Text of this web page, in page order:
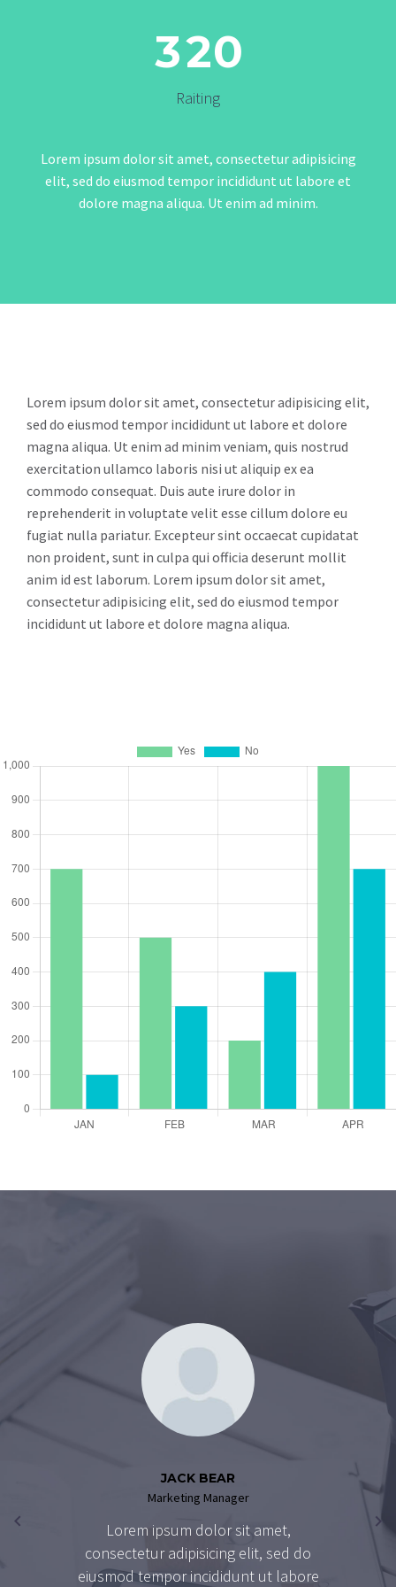
320
Raiting
Lorem ipsum dolor sit amet, consectetur adipisicing
elit, sed do eiusmod tempor incididunt ut labore et
dolore magna aliqua. Ut enim ad minim.
Lorem ipsum dolor sit amet, consectetur adipisicing elit,
sed do eiusmod tempor incididunt ut labore et dolore
magna aliqua. Ut enim ad minim veniam, quis nostrud
exercitation ullamco laboris nisi ut aliquip ex ea
commodo consequat. Duis aute irure dolor in
reprehenderit in voluptate velit esse cillum dolore eu
fugiat nulla pariatur. Excepteur sint occaecat cupidatat
non proident, sunt in culpa qui officia deserunt mollit
anim id est laborum. Lorem ipsum dolor sit amet,
consectetur adipisicing elit, sed do eiusmod tempor
incididunt ut labore et dolore magna aliqua.
JACK BEAR
Marketing Manager
Lorem ipsum dolor sit amet,
consectetur adipisicing elit, sed do
eiusmod tempor incididunt ut labore